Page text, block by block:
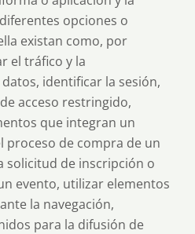
opciones o
existan como, por
el tráfico y la
identificar la sesión,
acceso restringido,
que integran un
proceso de compra de un
solicitud de inscripción o
evento, utilizar elementos
la navegación,
para la difusión de